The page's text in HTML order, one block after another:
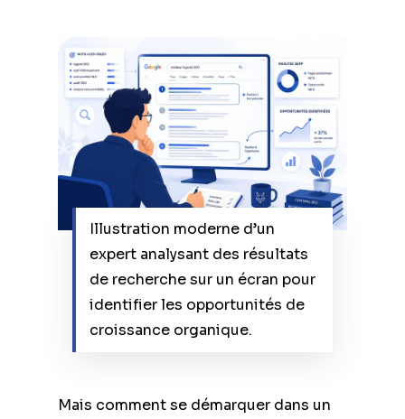
Illustration moderne d’un
expert analysant des résultats
de recherche sur un écran pour
identifier les opportunités de
croissance organique.
Mais comment se démarquer dans un